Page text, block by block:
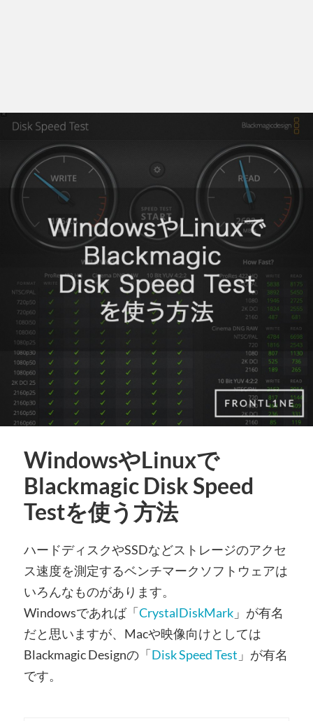
WindowsやLinuxで
Blackmagic Disk Speed
Testを使う方法
ハードディスクやSSDなどストレージのアクセ
ス速度を測定するベンチマークソフトウェアは
いろんなものがあります。
Windowsであれば「CrystalDiskMark」が有名
だと思いますが、Macや映像向けとしては
Blackmagic Designの「Disk Speed Test 」が有名
です。